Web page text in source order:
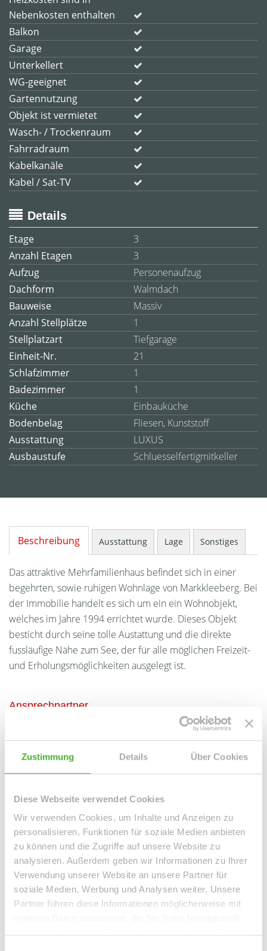
Zustimmung Details Über Cookies
Diese Webseite verwendet Cookies
Wir verwenden Cookies, um Inhalte und Anzeigen zu
personalisieren, Funktionen für soziale Medien anbieten
zu können und die Zugriffe auf unsere Website zu
analysieren. Außerdem geben wir Informationen zu Ihrer
Verwendung unserer Website an unsere Partner für
soziale Medien, Werbung und Analysen weiter. Unsere
Partner führen diese Informationen möglicherweise mit
Nebenkosten enthalten
Balkon
Garage
Unterkellert
WG-geeignet
Gartennutzung
Objekt ist vermietet
Wasch- / Trockenraum
Fahrradraum
Kabelkanäle
Kabel / Sat-TV
Details
Etage
3
Anzahl Etagen
3
Aufzug
Personenaufzug
Dachform
Walmdach
Bauweise
Massiv
Anzahl Stellplätze
1
Stellplatzart
Tiefgarage
Einheit-Nr.
21
Schlafzimmer
1
Badezimmer
1
Küche
Einbauküche
Bodenbelag
Fliesen, Kunststoff
Ausstattung
LUXUS
Ausbaustufe
Schluesselfertigmitkeller
Beschreibung Ausstattung Lage Sonstiges
Das attraktive Mehrfamilienhaus befindet sich in einer
begehrten, sowie ruhigen Wohnlage von Markkleeberg. Bei
der Immobilie handelt es sich um ein ein Wohnobjekt,
welches im Jahre 1994 errichtet wurde. Dieses Objekt
besticht durch seine tolle Austattung und die direkte
fussläufige Nähe zum See, der für alle möglichen Freizeit-
und Erholungsmöglichkeiten ausgelegt ist.
Ansprechpartner
Frau Peggy Günther
Telefon: 004934298549070
Telefax: 004934298549075
Mobil: 004915254250755